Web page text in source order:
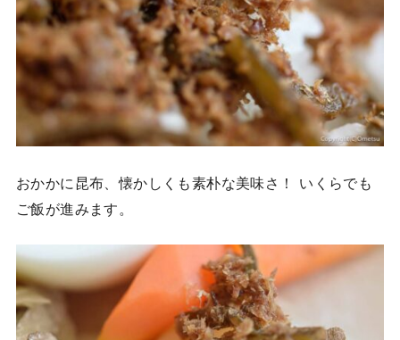
おかかに昆布、懐かしくも素朴な美味さ！ いくらでも
ご飯が進みます。